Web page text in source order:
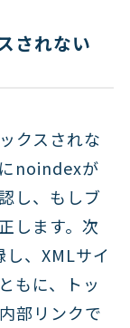
されない
クスされな
noindexが
し、もしブ
します。次
、XMLサイ
もに、トッ
部リンクで